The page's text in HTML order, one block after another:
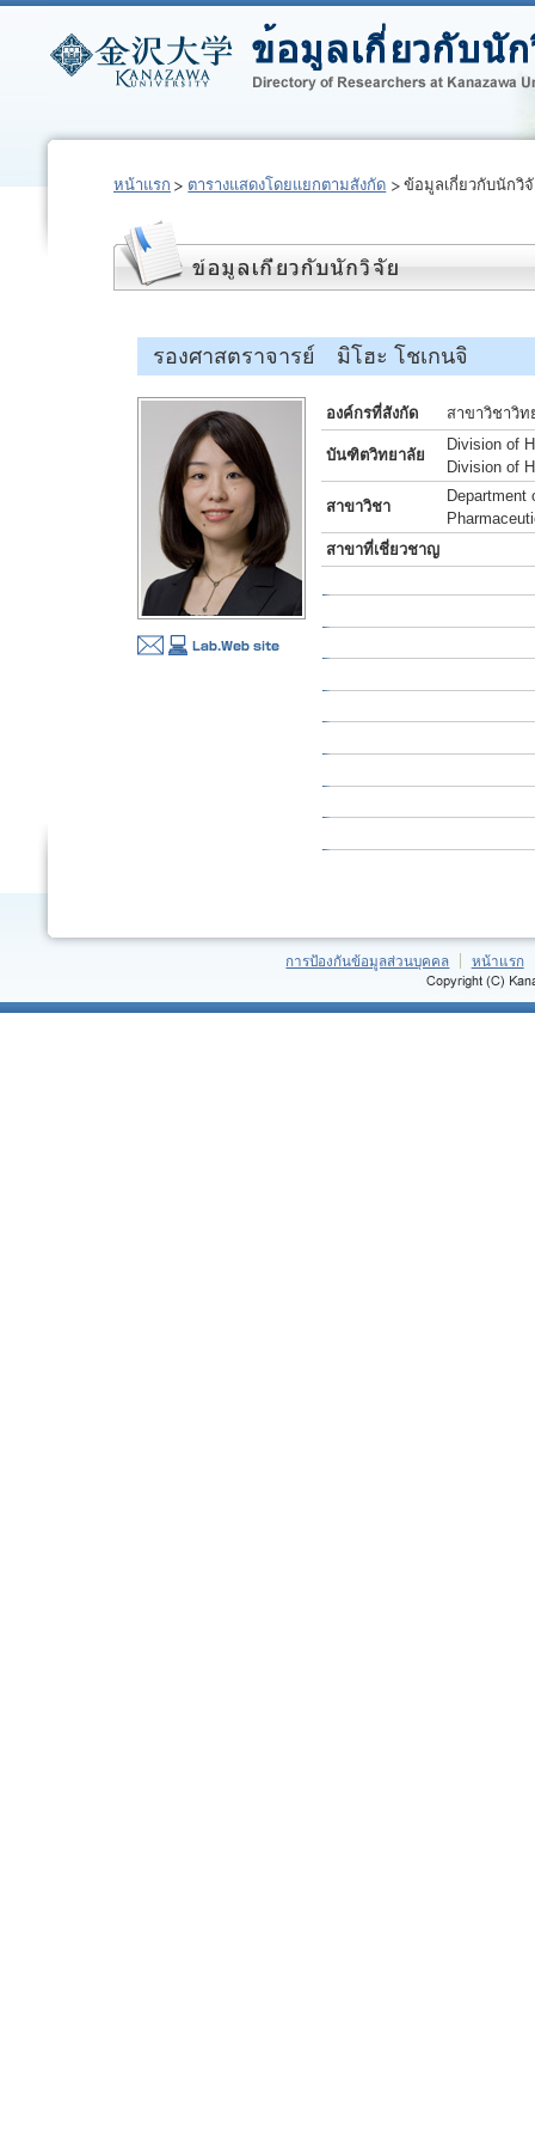
หน้าแรก ตารางแสดงโดยแยกตามสังกัด ข้อมูลเกี่ยวกับนักวิ
รองศาสตราจารย์ มิโฮะ โชเกนจิ
องค์กรที่สังกัด สาขาวิชาวิ
บันฑิตวิทยาลัย
Division of
Division of
สาขาวิชา
Department
สาขาที่เชี่ยวชาญ
การป้องกันข้อมูลส่วนบุคคล หน้าแรก